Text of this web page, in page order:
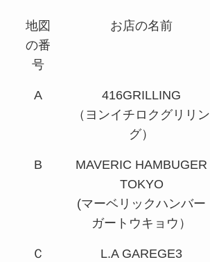
地図
の番
号
お店の名前
A
416GRILLING
（ヨンイチロクグリリン
グ）
B
MAVERIC HAMBUGER
TOKYO
(マーベリックハンバー
ガートウキョウ）
Ｃ
L.A GAREGE3